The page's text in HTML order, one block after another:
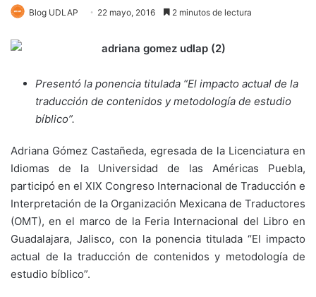
Blog UDLAP 22 mayo, 2016 2 minutos de lectura
Presentó la ponencia titulada “El impacto actual de la
traducción de contenidos y metodología de estudio
bíblico”.
Adriana Gómez Castañeda, egresada de la Licenciatura en
Idiomas de la Universidad de las Américas Puebla,
participó en el XIX Congreso Internacional de Traducción e
Interpretación de la Organización Mexicana de Traductores
(OMT), en el marco de la Feria Internacional del Libro en
Guadalajara, Jalisco, con la ponencia titulada “El impacto
actual de la traducción de contenidos y metodología de
estudio bíblico”.